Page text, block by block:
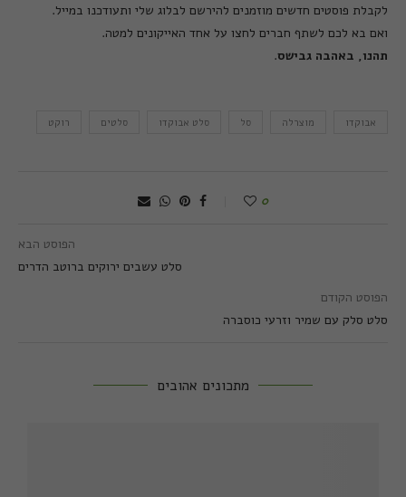
לקבלת פוסטים חדשים מוזמנים להירשם לבלוג שלי ותעודכנו במייל.
ואם בא לכם לשתף חברים לחצו על אחד האייקונים למטה.
תהנו, באהבה גבישס.
אבוקדו מוצרלה סל סלט אבוקדו סלטים רוקט
0
הפוסט הבא
סלט עשבים ירוקים ברוטב הדרים
הפוסט הקודם
סלט סלק עם שמיר וזרעי כוסברה
מתכונים אהובים